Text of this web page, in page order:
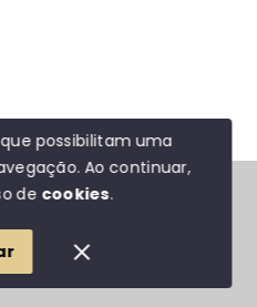
Marques - Todos os
possibilitam uma
Ao continuar,
de cookies.